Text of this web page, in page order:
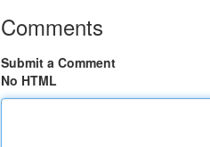
Comments
Submit a Comment
No HTML